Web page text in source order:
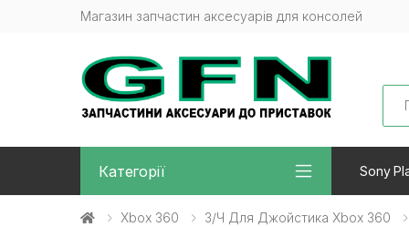
Магазин запчастин аксесуарів для консолей
Категорії Sony
Xbox 360 З/ч Для Джойстика Xbox 360